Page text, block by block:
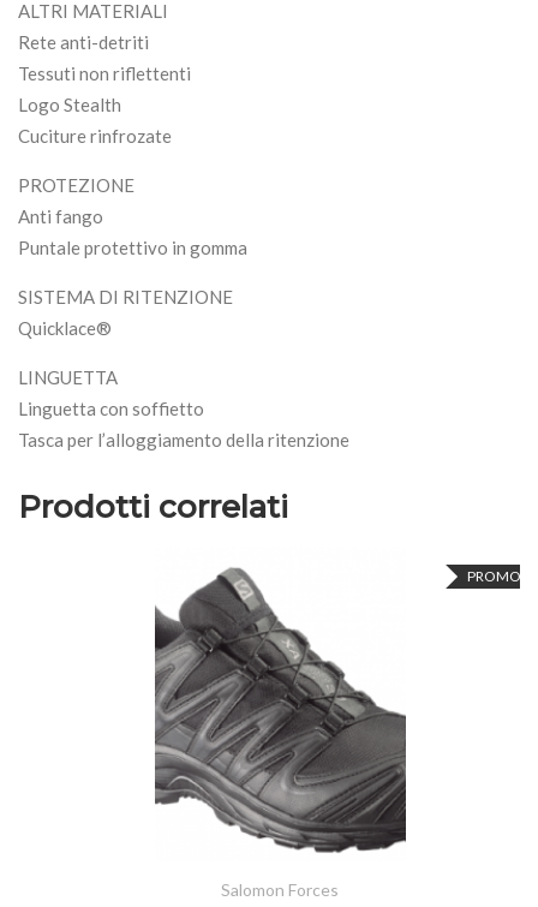
ALTRI MATERIALI
Rete anti-detriti
Tessuti non riflettenti
Logo Stealth
Cuciture rinfrozate
PROTEZIONE
Anti fango
Puntale protettivo in gomma
SISTEMA DI RITENZIONE
Quicklace®
LINGUETTA
Linguetta con soffietto
Tasca per l’alloggiamento della ritenzione
Prodotti correlati
PROMO
Salomon Forces